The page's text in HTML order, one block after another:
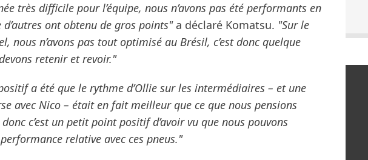
très difficile pour l’équipe, nous n’avons pas été performants en
ont obtenu de gros points"a déclaré Komatsu. "Sur le
nous n’avons pas tout optimisé au Brésil, c’est donc quelque
retenir et revoir."
a été que le rythme d’Ollie sur les intermédiaires – et une
avec Nico – était en fait meilleur que ce que nous pensions
c’est un petit point positif d’avoir vu que nous pouvons
relative avec ces pneus."